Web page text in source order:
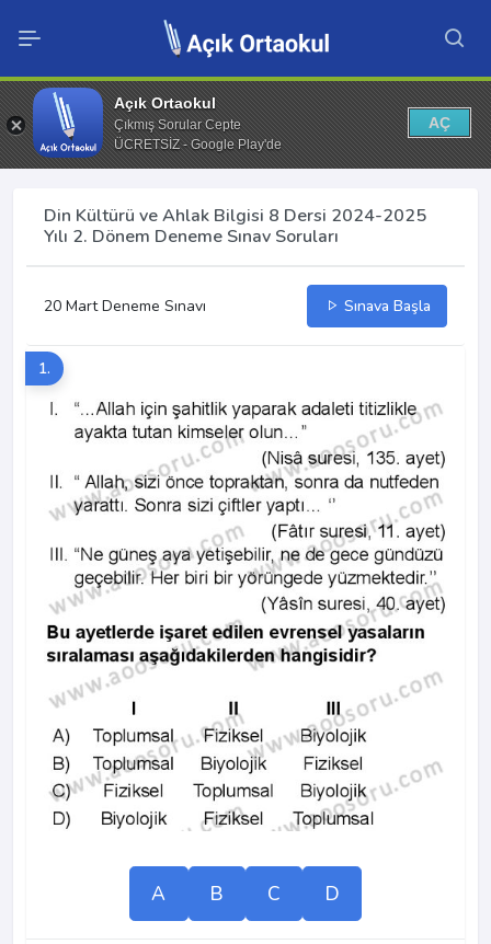
Açık Ortaokul
Çıkmış Sorular Cepte
ÜCRETSİZ - Google Play'de
AÇ
Din Kültürü ve Ahlak Bilgisi 8 Dersi 2024-2025
Yılı 2. Dönem Deneme Sınav Soruları
20 Mart Deneme Sınavı Sınava Başla
1.
A B C D